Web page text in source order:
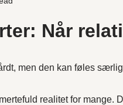
Når
men den kan føles
realitet for mange.